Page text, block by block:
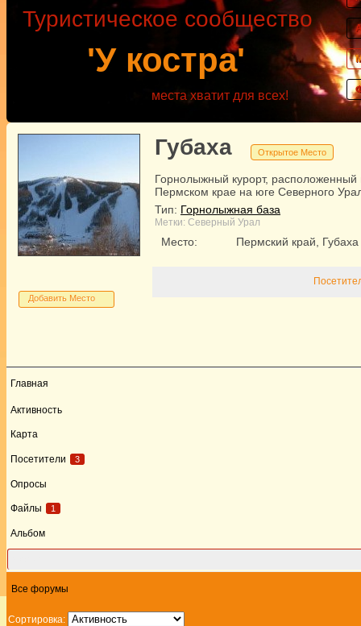
'У костра'
Туристическое сообщество
места хватит для всех!
Губаха Открытое Место
Горнолыжный курорт, расположенный
Пермском крае на юге Северного
Тип: Горнолыжная база
Метки: Северный Урал
Место: Пермский край, Губаха
Добавить Место
Главная
Активность
Карта
Посетители 3
Опросы
Файлы 1
Альбом
Все форумы
Сортировка: